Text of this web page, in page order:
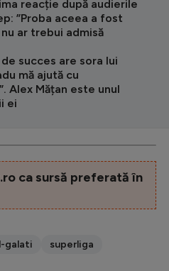
reacție după audierile
”Proba aceea a fost
ar trebui admisă
succes are sora lui
mă ajută cu
Alex Mățan este unul
ei
ca sursă preferată în
galati superliga